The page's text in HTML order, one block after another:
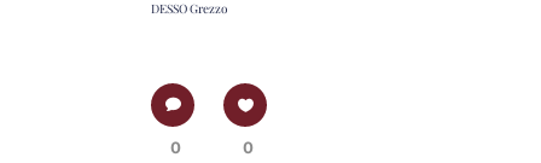
DESSO Grezzo
0 0